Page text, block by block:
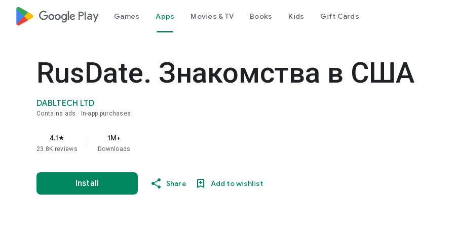
google_logo Play Games Apps Movies & TV Books Kids Gift Cards
RusDate. Знакомства в США
DABLTECH LTD
Contains ads In-app purchases
4.1star
23.8K reviews
1M+
Downloads
Install Share Add to wishlist